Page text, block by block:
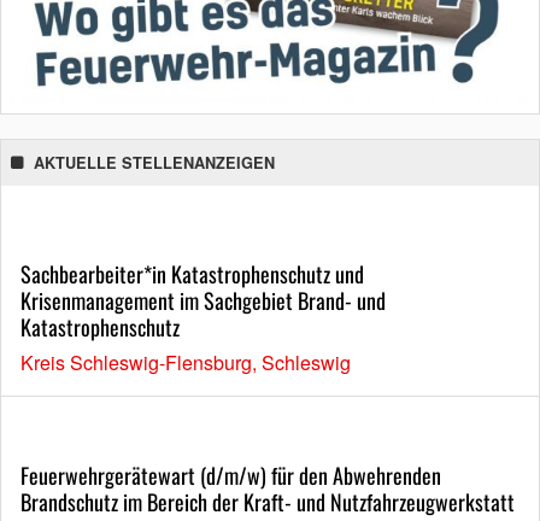
AKTUELLE STELLENANZEIGEN
Sachbearbeiter*in Katastrophenschutz und
Krisenmanagement im Sachgebiet Brand- und
Katastrophenschutz
Kreis Schleswig-Flensburg, Schleswig
Feuerwehrgerätewart (d/m/w) für den Abwehrenden
Brandschutz im Bereich der Kraft- und Nutzfahrzeugwerkstatt